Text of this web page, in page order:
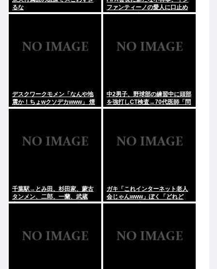
るな
ファンティーノの愛人に口止め
料を払った事が報道される
デスクワークモメン「なんや地
震か！ちょwクソデカwww」 煙
突ドーン 死亡
中2男子、野球部の練習中に頭部
を強打しCT検査→70代医師「問
題ないです」→他人のCT画像で
千葉駅→とみ田、杉田家、蒙古
タンメン、二郎、一蘭、武蔵
家、雷、ラーショ、一風堂etc…
ガキ「これインターネット老人
会じゃんwww」ぼく「どれど
れ…」ガキ「ニコニコ！らきす